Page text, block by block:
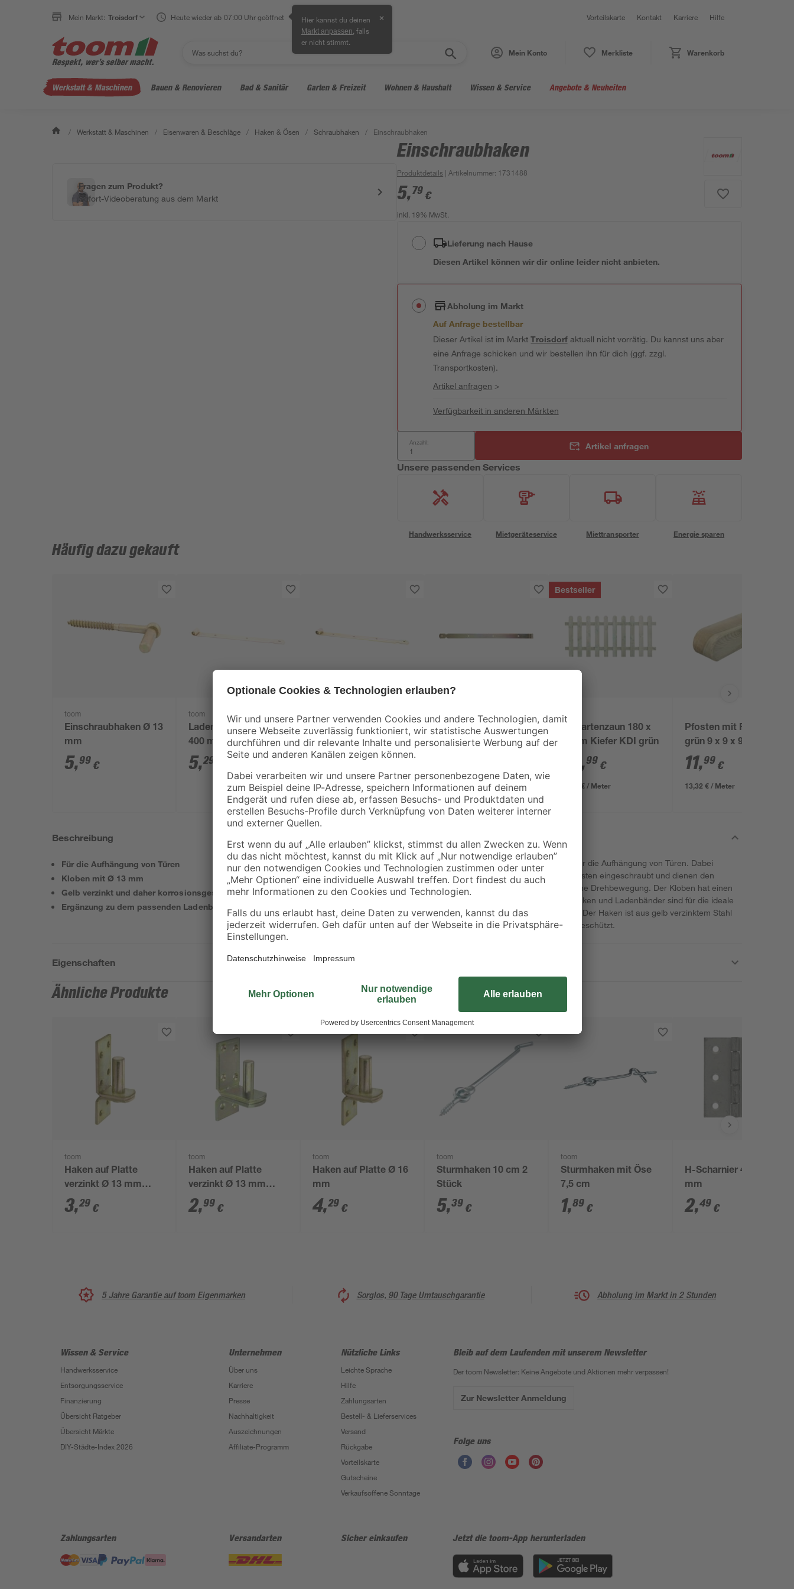
Mein Markt: Troisdorf Heute wieder ab 07:00 Uhr geöffnet Hier kannst du deinen
Markt anpassen , falls
er nicht stimmt.
✕ Vorteilskarte Kontakt Karriere Hilfe
Mein Konto Merkliste Warenkorb
Werkstatt & Maschinen Bauen & Renovieren Bad & Sanitär Garten & Freizeit Wohnen & Haushalt Wissen & Service Angebote & Neuheiten
/ Werkstatt & Maschinen / Eisenwaren & Beschläge / Haken & Ösen / Schraubhaken / Einschraubhaken
Fragen zum Produkt?
Sofort-Videoberatung aus dem Markt
Einschraubhaken
Produktdetails | Artikelnummer: 1731488
5,79 €
inkl. 19% MwSt.
Lieferung nach Hause
Diesen Artikel können wir dir online leider nicht anbieten.
Abholung im Markt
Auf Anfrage bestellbar
Dieser Artikel ist im MarktTroisdorfaktuell nicht vorrätig. Du kannst uns aber
eine Anfrage schicken und wir bestellen ihn für dich (ggf. zzgl.
Transportkosten).
Artikel anfragen >
Verfügbarkeit in anderen Märkten
Anzahl: Artikel anfragen
Unsere passenden Services
Handwerksservice Mietgeräteservice Miettransporter Energie sparen
Häufig dazu gekauft
toom
Einschraubhaken Ø 13
mm
5,99 €
toom
Ladenband verzinkt
400 mm
5,29
toom
Ladenband verzinkt
500 mm
5,69
toom
Ladenband 700 x 13
mm verzinkt
Bestseller
Vorgartenzaun 180 x
80 cm Kiefer KDI grün
,99 €
13,88 € / Meter
Pfosten mit Rundkopf
grün 9 x 9 x 90 cm
11,99 €
13,32 € / Meter
Beschreibung
Für die Aufhängung von Türen
Kloben mit Ø 13 mm
Gelb verzinkt und daher korrosionsgeschützt
Ergänzung zu dem passenden Ladenband
Die Einschraubhaken von Connex eignen sich für die Aufhängung von Türen. Dabei
werden die Haken am Rahmen oder am Holzpfosten eingeschraubt und dienen den
Ladenbändern so als Lager für eine reibungsarme Drehbewegung. Der Kloben hat einen
Durchmesser von 13 mm. Je zwei Einschraubhaken und Ladenbänder sind für die ideale
Kraftverteilung zwischen Tür und Rahmen nötig. Der Haken ist aus gelb verzinktem Stahl
gefertigt und daher grundlegend vor Korrosion geschützt.
Eigenschaften
Ähnliche Produkte
toom
Haken auf Platte
verzinkt Ø 13 mm
Abstand 10 mm
3,29 €
toom
Haken auf Platte
verzinkt Ø 13 mm
Abstand 25 mm
2,99 €
toom
Haken auf Platte Ø 16
mm
4,29 €
toom
Sturmhaken 10 cm 2
Stück
5,39 €
toom
Sturmhaken mit Öse
7,5 cm
1,89 €
H-Scharnier 46 x 60
mm
2,49 €
5 Jahre Garantie auf toom Eigenmarken Sorglos, 90 Tage Umtauschgarantie Abholung im Markt in 2 Stunden
Wissen & Service
Handwerksservice
Entsorgungsservice
Finanzierung
Übersicht Ratgeber
Übersicht Märkte
DIY-Städte-Index 2026
Unternehmen
Über uns
Karriere
Presse
Nachhaltigkeit
Auszeichnungen
Affiliate-Programm
Nützliche Links
Leichte Sprache
Hilfe
Zahlungsarten
Bestell- & Lieferservices
Versand
Rückgabe
Vorteilskarte
Gutscheine
Verkaufsoffene Sonntage
Bleib auf dem Laufenden mit unserem Newsletter
Der toom Newsletter: Keine Angebote und Aktionen mehr verpassen!
Zur Newsletter Anmeldung
Folge uns
Zahlungsarten Versandarten Sicher einkaufen Jetzt die toom-App herunterladen